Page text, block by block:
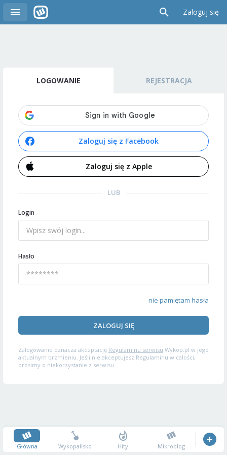
Zaloguj się
LOGOWANIE REJESTRACJA
Zaloguj się z Facebook
Zaloguj się z Apple
LUB
Login
Hasło
nie pamiętam hasła
ZALOGUJ SIĘ
Zalogowanie oznacza akceptację Regulaminu serwisu Wykop.pl w jego
aktualnym brzmieniu. Jeśli nie akceptujesz Regulaminu w całości,
prosimy o niekorzystanie z serwisu.
Główna Wykopalisko Hity Mikroblog